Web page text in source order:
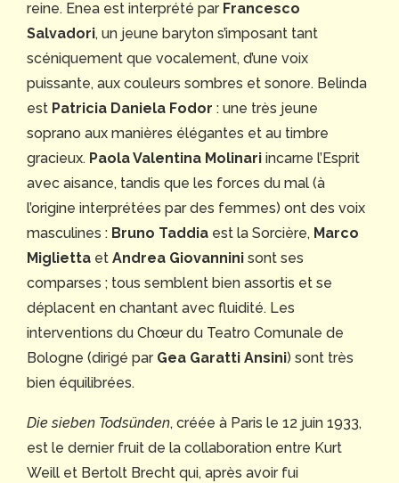
reine. Enea est interprété par Francesco
Salvadori, un jeune baryton s’imposant tant
scéniquement que vocalement, d’une voix
puissante, aux couleurs sombres et sonore. Belinda
est Patricia Daniela Fodor : une très jeune
soprano aux manières élégantes et au timbre
gracieux. Paola Valentina Molinari incarne l’Esprit
avec aisance, tandis que les forces du mal (à
l’origine interprétées par des femmes) ont des voix
masculines : Bruno Taddia est la Sorcière, Marco
Miglietta et Andrea Giovannini sont ses
comparses ; tous semblent bien assortis et se
déplacent en chantant avec fluidité. Les
interventions du Chœur du Teatro Comunale de
Bologne (dirigé par Gea Garatti Ansini) sont très
bien équilibrées.
Die sieben Todsünden, créée à Paris le 12 juin 1933,
est le dernier fruit de la collaboration entre Kurt
Weill et Bertolt Brecht qui, après avoir fui